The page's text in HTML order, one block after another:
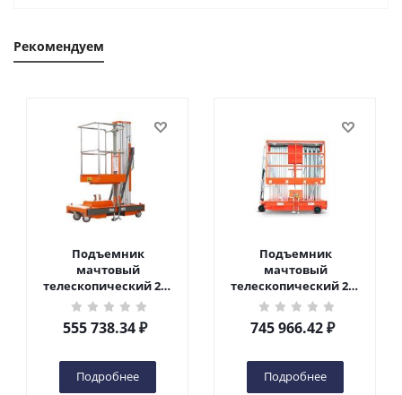
Рекомендуем
Подъемник
мачтовый
телескопический 200
кг 6 м TOR GTWY6-200S
DC 2-мачтовый
(автономный) (G) в
555 738.34₽
Подробнее
Подъемник
мачтовый
телескопический 200
кг 10 м TOR GTWY10-
200S DC 2-мачтовый
(автономный) (N) в
745 966.42₽
Подробнее